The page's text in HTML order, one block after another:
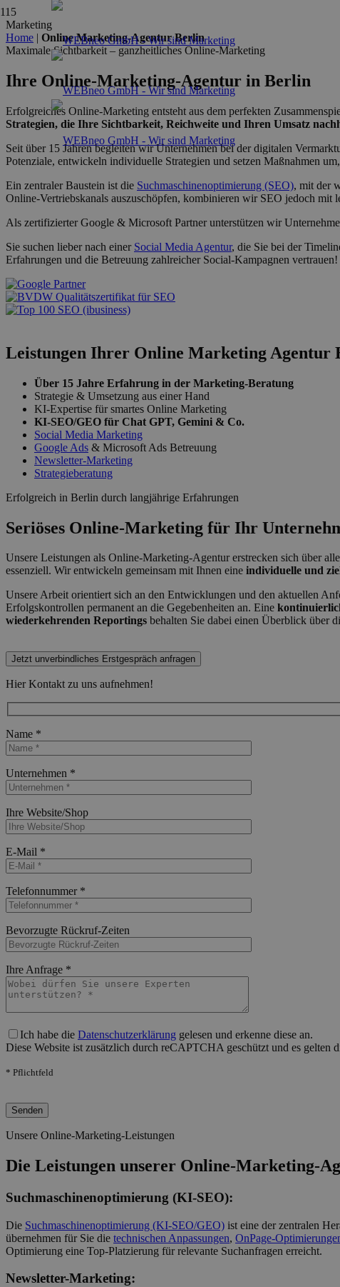
Marketing
Home | Online Marketing-Agentur Berlin
Maximale Sichtbarkeit – ganzheitliches Online-Marketing
Ihre Online-Marketing-Agentur in Berlin
Erfolgreiches Online-Marketing entsteht aus dem perfekten
Strategien, die Ihre Sichtbarkeit, Reichweite und Ihren Umsatz
Seit über 15 Jahren begleiten wir Unternehmen bei der digitalen
Potenziale, entwickeln individuelle Strategien und setzen Maßnahmen
Ein zentraler Baustein ist die Suchmaschinenoptimierung (SEO), mit der
Online-Vertriebskanals auszuschöpfen, kombinieren wir SEO jedoch mit
Als zertifizierter Google & Microsoft Partner unterstützen wir
Sie suchen lieber nach einer Social Media Agentur, die Sie bei der
Erfahrungen und die Betreuung zahlreicher Social-Kampagnen vertrauen!
Leistungen Ihrer Online Marketing Agentur
Über 15 Jahre Erfahrung in der Marketing-Beratung
Strategie & Umsetzung aus einer Hand
KI-Expertise für smartes Online Marketing
KI-SEO/GEO für Chat GPT, Gemini & Co.
Social Media Marketing
Google Ads & Microsoft Ads Betreuung
Newsletter-Marketing
Strategieberatung
Erfolgreich in Berlin durch langjährige Erfahrungen
Seriöses Online-Marketing für Ihr
Unsere Leistungen als Online-Marketing-Agentur erstrecken sich über
essenziell. Wir entwickeln gemeinsam mit Ihnen eine individuelle und
Unsere Arbeit orientiert sich an den Entwicklungen und den aktuellen
Erfolgskontrollen permanent an die Gegebenheiten an. Eine
wiederkehrenden Reportings behalten Sie dabei einen Überblick über
Jetzt unverbindliches Erstgespräch anfragen
Hier Kontakt zu uns aufnehmen!
Name *
Unternehmen *
Ihre Website/Shop
E-Mail *
Telefonnummer *
Bevorzugte Rückruf-Zeiten
Ihre Anfrage *
Ich habe die Datenschutzerklärung gelesen und erkenne diese an.
Diese Website ist zusätzlich durch reCAPTCHA geschützt und es gelten
* Pflichtfeld
Unsere Online-Marketing-Leistungen
Die Leistungen unserer Online-Marketing-
Suchmaschinenoptimierung (KI-SEO):
Die Suchmaschinenoptimierung (KI-SEO/GEO) ist eine der zentralen
übernehmen für Sie die technischen Anpassungen, OnPage-
Optimierung eine Top-Platzierung für relevante Suchanfragen erreicht.
Newsletter-Marketing: